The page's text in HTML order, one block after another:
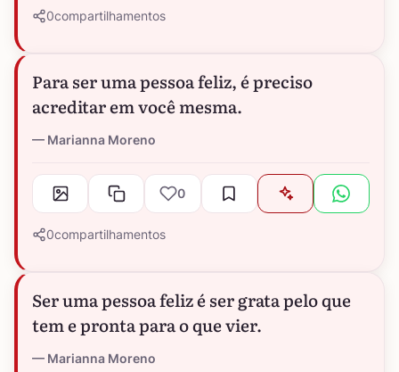
0compartilhamentos
Para ser uma pessoa feliz, é preciso
acreditar em você mesma.
Marianna Moreno
0
0compartilhamentos
Ser uma pessoa feliz é ser grata pelo que
tem e pronta para o que vier.
Marianna Moreno